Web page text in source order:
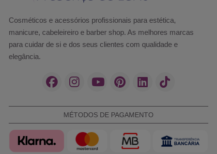
Cosméticos e acessórios profissionais para estética,
manicure, cabeleireiro e barber shop. As melhores marcas
para cuidar de si e dos seus clientes com qualidade e
elegância.
MÉTODOS DE PAGAMENTO